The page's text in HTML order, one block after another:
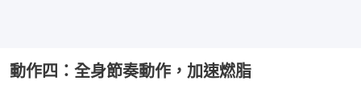
動作四：全身節奏動作，加速燃脂